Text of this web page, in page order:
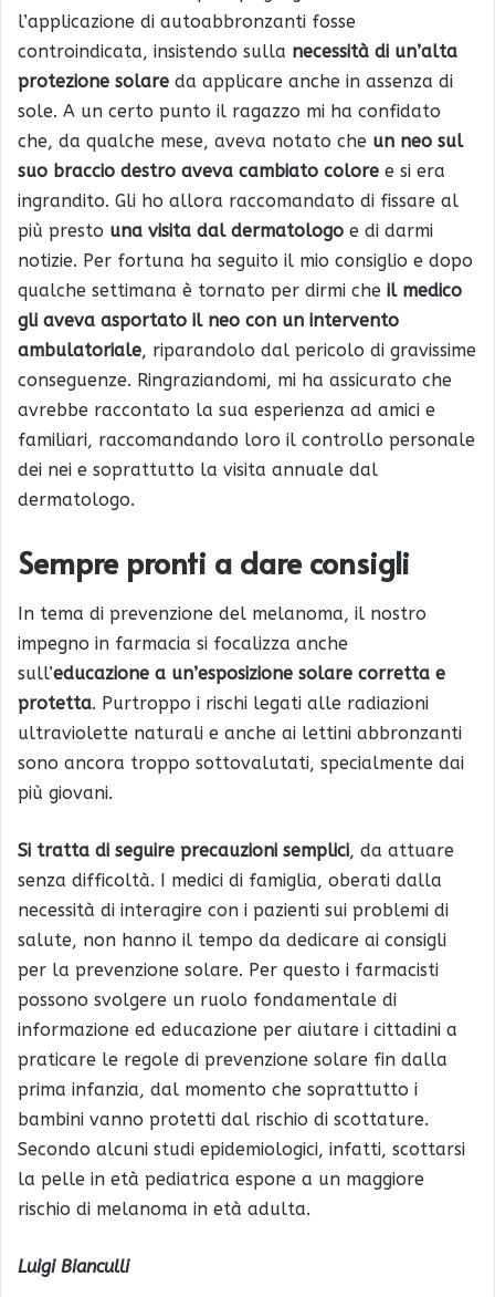
l’applicazione di autoabbronzanti fosse
controindicata, insistendo sulla necessità di un’alta
protezione solare da applicare anche in assenza di
sole. A un certo punto il ragazzo mi ha confidato
che, da qualche mese, aveva notato che un neo sul
suo braccio destro aveva cambiato colore e si era
ingrandito. Gli ho allora raccomandato di fissare al
più presto una visita dal dermatologo e di darmi
notizie. Per fortuna ha seguito il mio consiglio e dopo
qualche settimana è tornato per dirmi che il medico
gli aveva asportato il neo con un intervento
ambulatoriale, riparandolo dal pericolo di gravissime
conseguenze. Ringraziandomi, mi ha assicurato che
avrebbe raccontato la sua esperienza ad amici e
familiari, raccomandando loro il controllo personale
dei nei e soprattutto la visita annuale dal
dermatologo.
Sempre pronti a dare consigli
In tema di prevenzione del melanoma, il nostro
impegno in farmacia si focalizza anche
sull’educazione a un’esposizione solare corretta e
protetta. Purtroppo i rischi legati alle radiazioni
ultraviolette naturali e anche ai lettini abbronzanti
sono ancora troppo sottovalutati, specialmente dai
più giovani.
Si tratta di seguire precauzioni semplici, da attuare
senza difficoltà. I medici di famiglia, oberati dalla
necessità di interagire con i pazienti sui problemi di
salute, non hanno il tempo da dedicare ai consigli
per la prevenzione solare. Per questo i farmacisti
possono svolgere un ruolo fondamentale di
informazione ed educazione per aiutare i cittadini a
praticare le regole di prevenzione solare fin dalla
prima infanzia, dal momento che soprattutto i
bambini vanno protetti dal rischio di scottature.
Secondo alcuni studi epidemiologici, infatti, scottarsi
la pelle in età pediatrica espone a un maggiore
rischio di melanoma in età adulta.
Luigi Bianculli